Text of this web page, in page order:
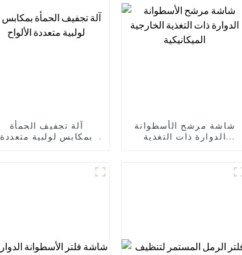
آلة تجفيف الحمأة
بمكابس لولبية متعددة
شاشة مرشح الأسطوانة
الدوارة ذات التغذية